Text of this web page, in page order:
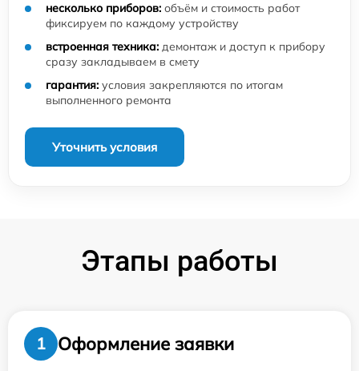
несколько приборов: объём и стоимость работ
фиксируем по каждому устройству
встроенная техника: демонтаж и доступ к прибору
сразу закладываем в смету
гарантия: условия закрепляются по итогам
выполненного ремонта
Уточнить условия
Этапы работы
1
Оформление заявки